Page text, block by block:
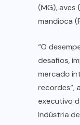
(MG), aves
mandioca
“O
desafios,
mercado
recordes”,
executivo
Indústria